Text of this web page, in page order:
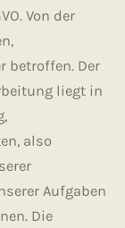
Von der
betroffen. Der
liegt in
also
Aufgaben
Die